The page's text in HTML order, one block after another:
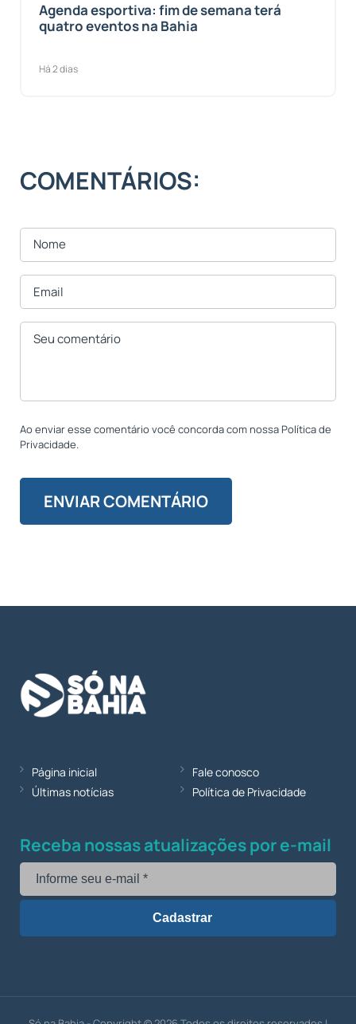
Agenda esportiva: fim de semana terá
quatro eventos na Bahia
Há 2 dias
COMENTÁRIOS:
Ao enviar esse comentário você concorda com nossa Política de
Privacidade.
Página inicial
Últimas notícias
Fale conosco
Política de Privacidade
Receba nossas atualizações por e-mail